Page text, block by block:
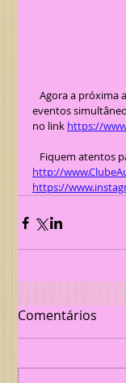
eventos
no link https://
Fiquem atentos
http://
https://
Comentários